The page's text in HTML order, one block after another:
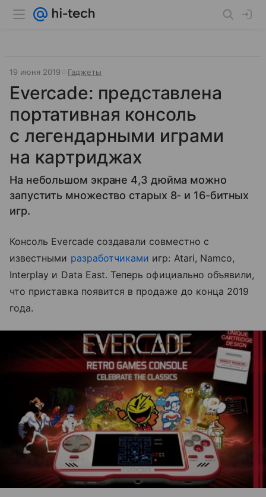
19 июня 2019 Гаджеты
Evercade: представлена
портативная консоль
с легендарными играми
на картриджах
На небольшом экране 4,3 дюйма можно
запустить множество старых 8- и 16-битных
игр.
Консоль Evercade создавали совместно с
известными разработчиками игр: Atari, Namco,
Interplay и Data East. Теперь официально объявили,
что приставка появится в продаже до конца 2019
года.